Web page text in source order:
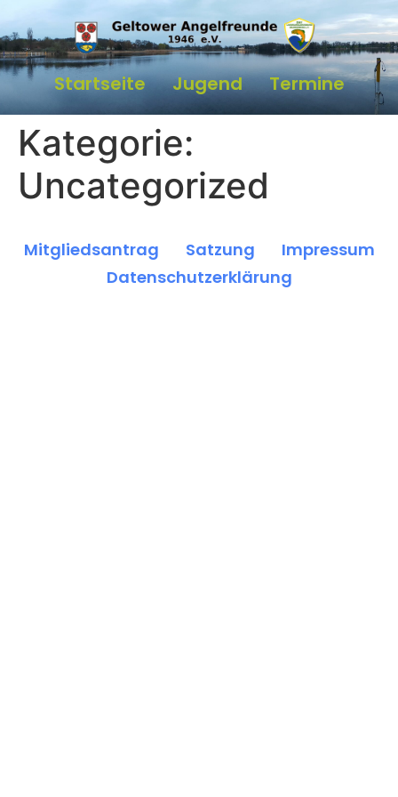
Startseite Jugend Termine
Kategorie:
Uncategorized
Mitgliedsantrag Satzung
Impressum
Datenschutzerklärung